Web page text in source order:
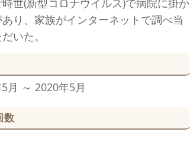
世(新型コロナウイルス)で病院に掛か
り、家族がインターネットで調べ当
いた。
月 ～ 2020年5月
数